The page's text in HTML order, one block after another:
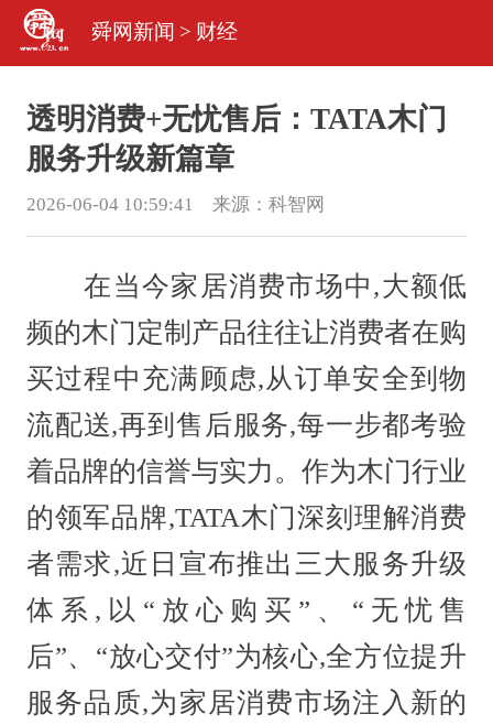
舜网新闻 > 财经
透明消费+无忧售后：TATA木门
服务升级新篇章
2026-06-04 10:59:41 来源： 科智网
在当今家居消费市场中,大额低
频的木门定制产品往往让消费者在购
买过程中充满顾虑,从订单安全到物
流配送,再到售后服务,每一步都考验
着品牌的信誉与实力。作为木门行业
的领军品牌,TATA木门深刻理解消费
者需求,近日宣布推出三大服务升级
体系,以“放心购买”、“无忧售
后”、“放心交付”为核心,全方位提升
服务品质,为家居消费市场注入新的